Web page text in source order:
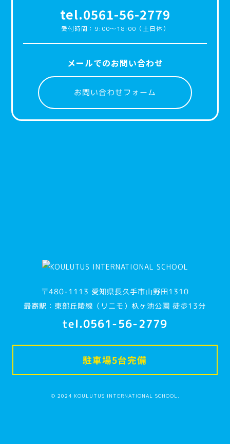
tel.0561-56-2779
受付時間：9:00〜18:00（土日休）
メールでのお問い合わせ
お問い合わせフォーム
〒480-1113 愛知県長久手市山野田1310
最寄駅：東部丘陵線（リニモ）杁ヶ池公園 徒歩13分
tel.0561-56-2779
駐車場5台完備
© 2024 KOULUTUS INTERNATIONAL SCHOOL.